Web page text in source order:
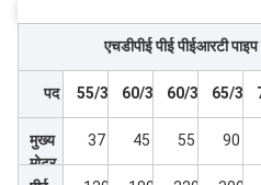
एचडीपीई पीई पीईआरटी
पद 55/38 60/38 60/38 65/38
मुख्य
मोटर
37 45 55 90